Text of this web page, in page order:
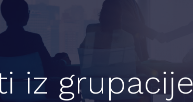
iz grupacije